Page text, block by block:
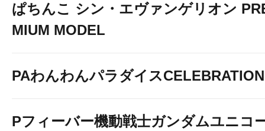
ぱちんこ シン・エヴァンゲリオン
MIUM MODEL
PAわんわんパラダイスCELEBRATION
Pフィーバー機動戦士ガンダムユニコ